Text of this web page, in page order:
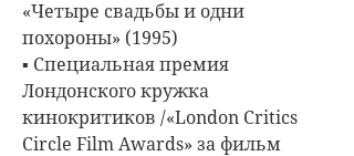
«Четыре свадьбы и одни
похороны» (1995)
▪ Специальная премия
Лондонского кружка
кинокритиков /«London Critics
Circle Film Awards» за фильм